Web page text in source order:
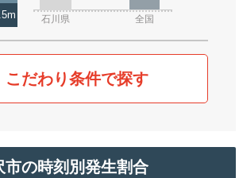
石川県 全国
こだわり条件で探す
市の時刻別発生割合